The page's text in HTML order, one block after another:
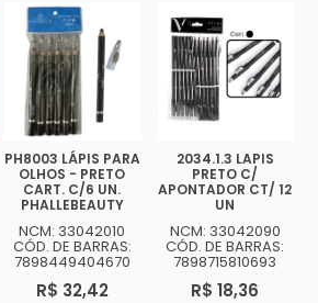
PH8003 LÁPIS PARA
OLHOS - PRETO
CART. C/6 UN.
PHALLEBEAUTY
NCM: 33042010
CÓD. DE BARRAS:
7898449404670
R$ 32,42
2034.1.3 LAPIS
PRETO C/
APONTADOR CT/ 12
UN
NCM: 33042090
CÓD. DE BARRAS:
7898715810693
R$ 18,36